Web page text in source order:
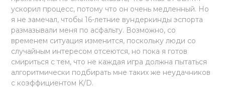
ускорил процесс, потому что он очень медленный. Но
я не замечал, чтобы 16-летние вундеркинды эспорта
размазывали меня по асфальту. Возможно, со
временем ситуация изменится, поскольку люди со
случайным интересом отсеются, но пока я готов
смириться с тем, что не каждая игра должна пытаться
алгоритмически подбирать мне таких же неудачников
с коэффициентом K/D.